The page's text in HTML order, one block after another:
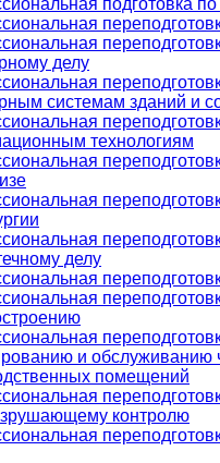
делу
системам зданий и
технологиям
делу
и обслуживанию
помещений
контролю